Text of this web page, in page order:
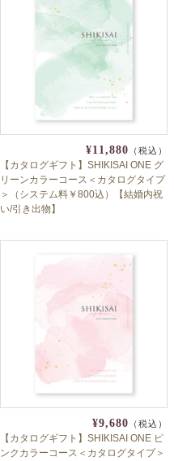
¥11,880 （税込）
【カタログギフト】SHIKISAI ONE グ
リーンカラーコース＜カタログタイプ
＞（システム料￥800込）【結婚内祝
い/引き出物】
¥9,680 （税込）
【カタログギフト】SHIKISAI ONE ピ
ンクカラーコース＜カタログタイプ＞